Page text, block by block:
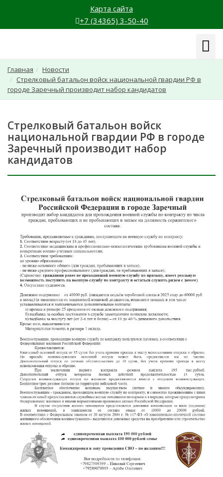
Карта сайта
+7 (34365) 3-50-40
Главная
Новости
Стрелковый батальон войск национальной гвардии РФ в
городе Заречный производит набор кандидатов
Стрелковый батальон войск
национальной гвардии РФ в городе
Заречный производит набор
кандидатов